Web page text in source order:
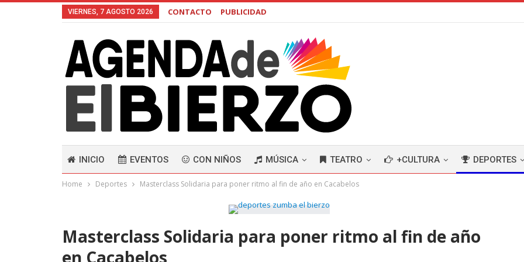
VIERNES, 7 AGOSTO 2026 CONTACTO PUBLICIDAD
INICIO EVENTOS CON NIÑOS MÚSICA TEATRO +CULTURA DEPORTES
Home Deportes Masterclass Solidaria para poner ritmo al fin de año en Cacabelos
Masterclass Solidaria para poner ritmo al fin de año
en Cacabelos